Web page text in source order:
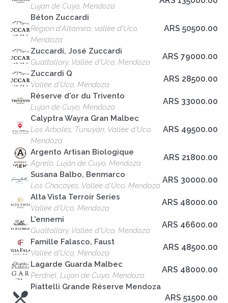
Lujan de Cuyo, Mendoza
Béton Zuccardi
Région d'Altamira, vallée d'Uco,
Mendoza
ARS 50500.00
Zuccardi, José Zuccardi
Gualtallary, Vallée d'Uco, Mendoza
ARS 79000.00
Zuccardi Q
Vallée d'Uco, Mendoza
ARS 28500.00
Réserve d'or du Trivento
Lujan de Cuyo, Mendoza
ARS 33000.00
Calyptra Wayra Gran Malbec
Los Arboles, Tunuyán, Vallée d'Uco.
Mendoza
ARS 49500.00
Argento Artisan Biologique
Agrelo, Luján de Cuyo, Mendoza
ARS 21800.00
Susana Balbo, Benmarco
Los Chacayes, Vallée d'Uco, Mendoza
ARS 30000.00
Alta Vista Terroir Series
Vallée d'Uco, Mendoza
ARS 48000.00
L'ennemi
Gualtallary, Vallée d'Uco, Mendoza
ARS 46600.00
Famille Falasco, Faust
Vallée d'Uco, Mendoza
ARS 48500.00
Lagarde Guarda Malbec
Perdriel, Lujan de Cuyo, Mendoza
ARS 48000.00
Piattelli Grande Réserve Mendoza
ARS 51500.00